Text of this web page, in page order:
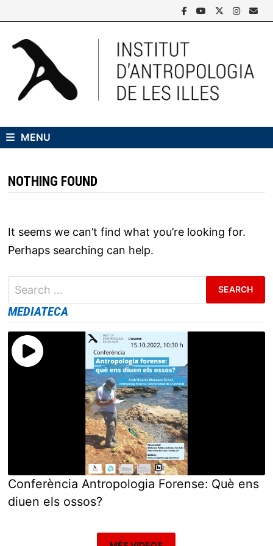
to
content
MENU
NOTHING FOUND
It seems we can’t find what you’re looking for.
Perhaps searching can help.
Search
for:
MEDIATECA
Conferència Antropologia Forense: Què ens
diuen els ossos?